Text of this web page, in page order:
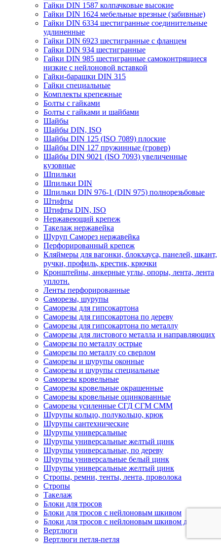
Гайки DIN 1587 колпачковые высокие
Гайки DIN 1624 мебельные врезные (забивные)
Гайки DIN 6334 шестигранные соединительные
удлиненные
Гайки DIN 6923 шестигранные с фланцем
Гайки DIN 934 шестигранные
Гайки DIN 985 шестигранные самоконтрящиеся
низкие с нейлоновой вставкой
Гайки-барашки DIN 315
Гайки специальные
Комплекты крепежные
Болты с гайками
Болты с гайками и шайбами
Шайбы
Шайбы DIN, ISO
Шайбы DIN 125 (ISO 7089) плоские
Шайбы DIN 127 пружинные (гровер)
Шайбы DIN 9021 (ISO 7093) увеличенные
кузовные
Шпильки
Шпильки DIN
Шпильки DIN 976-1 (DIN 975) полнорезьбовые
Штифты
Штифты DIN, ISO
Нержавеющий крепеж
Такелаж нержавейка
Шуруп Саморез нержавейка
Перфорированный крепеж
Кляймеры для вагонки, блокхауса, панелей, шкант,
ручки, профиль, крестик, крючки
Кронштейны, анкерные углы, опоры, лента, лента
уплотн.
Ленты перфорированные
Саморезы, шурупы
Саморезы для гипсокартона
Саморезы для гипсокартона по дереву
Саморезы для гипсокартона по металлу
Саморезы для листового металла и направляющих
Саморезы по металлу острые
Саморезы по металлу со сверлом
Саморезы и шурупы оконные
Саморезы и шурупы специальные
Саморезы кровельные
Саморезы кровельные окрашенные
Саморезы кровельные оцинкованные
Саморезы усиленные СГД СГМ СММ
Шурупы кольцо, полукольцо, крюк
Шурупы сантехнические
Шурупы универсальные
Шурупы универсальные желтый цинк
Шурупы универсальные, по дереву
Шурупы универсальные белый цинк
Шурупы универсальные желтый цинк
Стропы, ремни, тенты, лента, проволока
Стропы
Такелаж
Блоки для тросов
Блоки для тросов с нейлоновым шкивом
Блоки для тросов с нейлоновым шкивом двойные
Вертлюги
Вертлюги петля-петля